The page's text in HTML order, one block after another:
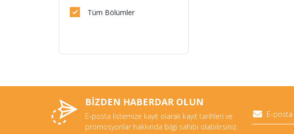
Tüm Bölümler
BİZDEN HABERDAR OLUN
E-posta listemize kayıt olarak kayıt tarihleri ve
promosyonlar hakkında bilgi sahibi olabilirsiniz.